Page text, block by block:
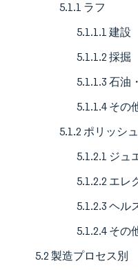
5.1.1 ラフ
5.1.1.1 建設
5.1.1.2 採掘
5.1.1.3 石油
5.1.1.4 その
5.1.2 ポリッシュ
5.1.2.1 ジュ
5.1.2.2 エレ
5.1.2.3 ヘル
5.1.2.4 その
5.2 製造プロセス別